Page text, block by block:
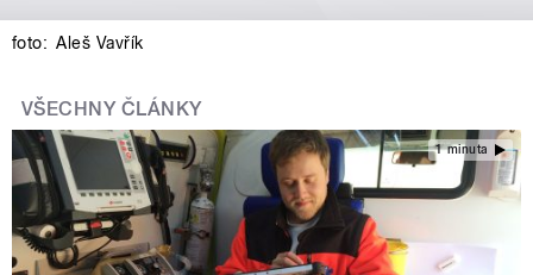
foto: Aleš Vavřík
VŠECHNY ČLÁNKY
1 minuta